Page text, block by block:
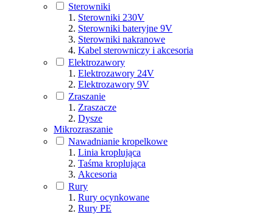
Sterowniki
Sterowniki 230V
Sterowniki bateryjne 9V
Sterowniki nakranowe
Kabel sterowniczy i akcesoria
Elektrozawory
Elektrozawory 24V
Elektrozawory 9V
Zraszanie
Zraszacze
Dysze
Mikrozraszanie
Nawadnianie kropelkowe
Linia kroplująca
Taśma kroplująca
Akcesoria
Rury
Rury ocynkowane
Rury PE